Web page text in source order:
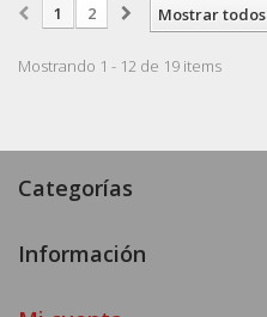
Mostrar todos
1 2
Mostrando 1 - 12 de 19 items
Categorías
Información